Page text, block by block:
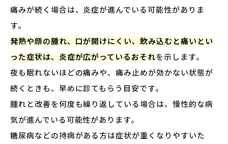
痛みが続く場合は、炎症が進んでいる可能性がありま
す。
発熱や顔の腫れ、口が開けにくい、飲み込むと痛いとい
った症状は、炎症が広がっているおそれを示します。
夜も眠れないほどの痛みや、痛み止めが効かない状態が
続くときも、早めに診てもらう目安です。
腫れと改善を何度も繰り返している場合は、慢性的な病
気が進んでいる可能性があります。
糖尿病などの持病がある方は症状が重くなりやすいた